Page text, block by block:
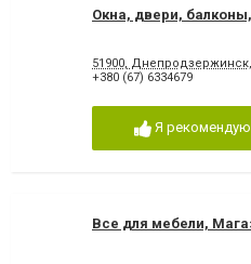
Окна, двери,
51900,
+380 (67) 6334679
Я рекомендую
Все для мебели,